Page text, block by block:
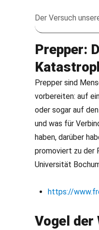
Der Versuch
Prepper:
Prepper sind
vorbereiten: auf
oder sogar auf
und was für
haben, darüber
promoviert zu der
Universität
https://
Vogel der